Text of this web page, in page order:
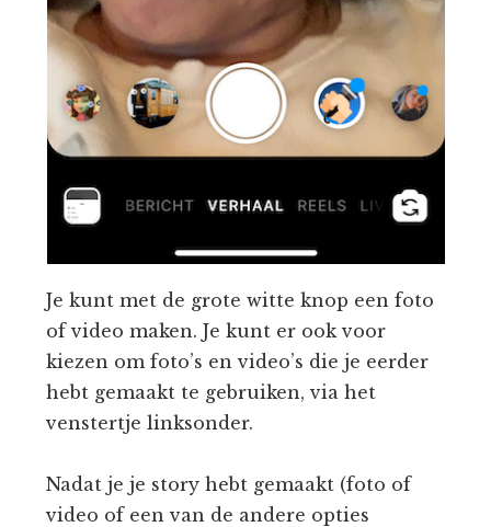
Je kunt met de grote witte knop een foto
of video maken. Je kunt er ook voor
kiezen om foto’s en video’s die je eerder
hebt gemaakt te gebruiken, via het
venstertje linksonder.
Nadat je je story hebt gemaakt (foto of
video of een van de andere opties